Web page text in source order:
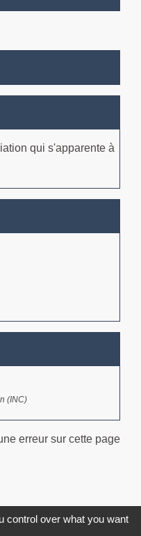
qui s'apparente à
(INC)
erreur sur cette page
control over what you want